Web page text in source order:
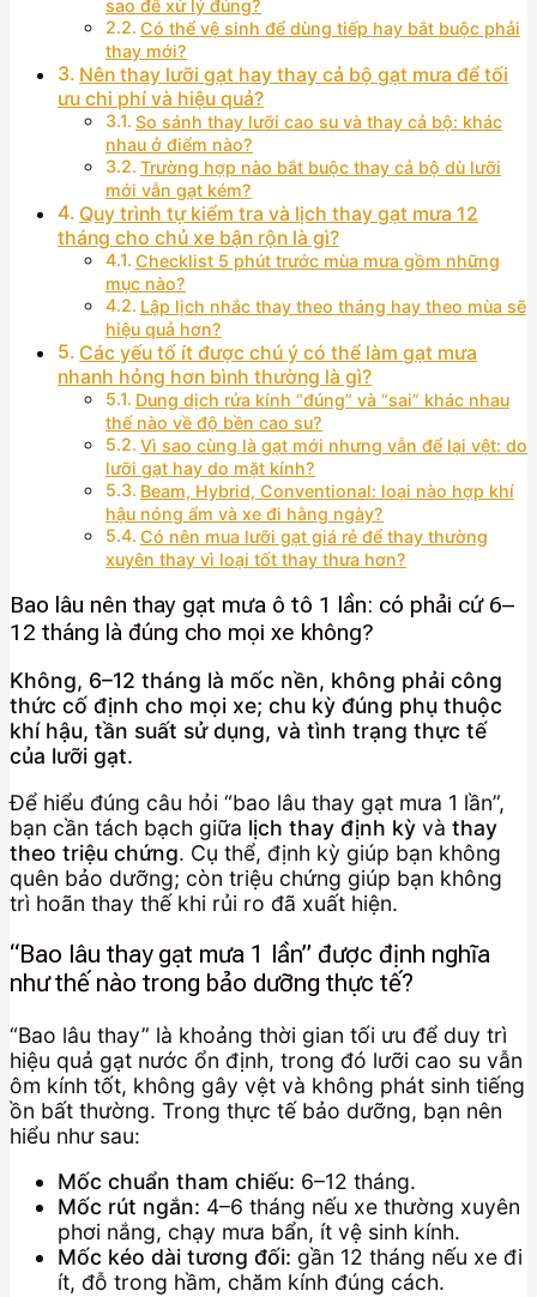
sao để xử lý đúng?
Có thể vệ sinh để dùng tiếp hay bắt buộc phải
thay mới?
Nên thay lưỡi gạt hay thay cả bộ gạt mưa để tối
ưu chi phí và hiệu quả?
So sánh thay lưỡi cao su và thay cả bộ: khác
nhau ở điểm nào?
Trường hợp nào bắt buộc thay cả bộ dù lưỡi
mới vẫn gạt kém?
Quy trình tự kiểm tra và lịch thay gạt mưa 12
tháng cho chủ xe bận rộn là gì?
Checklist 5 phút trước mùa mưa gồm những
mục nào?
Lập lịch nhắc thay theo tháng hay theo mùa sẽ
hiệu quả hơn?
Các yếu tố ít được chú ý có thể làm gạt mưa
nhanh hỏng hơn bình thường là gì?
Dung dịch rửa kính “đúng” và “sai” khác nhau
thế nào về độ bền cao su?
Vì sao cùng là gạt mới nhưng vẫn để lại vệt: do
lưỡi gạt hay do mặt kính?
Beam, Hybrid, Conventional: loại nào hợp khí
hậu nóng ẩm và xe đi hằng ngày?
Có nên mua lưỡi gạt giá rẻ để thay thường
xuyên thay vì loại tốt thay thưa hơn?
Bao lâu nên thay gạt mưa ô tô 1 lần: có phải cứ 6–
12 tháng là đúng cho mọi xe không?
Không, 6–12 tháng là mốc nền, không phải công
thức cố định cho mọi xe; chu kỳ đúng phụ thuộc
khí hậu, tần suất sử dụng, và tình trạng thực tế
của lưỡi gạt.
Để hiểu đúng câu hỏi “bao lâu thay gạt mưa 1 lần”,
bạn cần tách bạch giữa lịch thay định kỳ và thay
theo triệu chứng. Cụ thể, định kỳ giúp bạn không
quên bảo dưỡng; còn triệu chứng giúp bạn không
trì hoãn thay thế khi rủi ro đã xuất hiện.
“Bao lâu thay gạt mưa 1 lần” được định nghĩa
như thế nào trong bảo dưỡng thực tế?
“Bao lâu thay” là khoảng thời gian tối ưu để duy trì
hiệu quả gạt nước ổn định, trong đó lưỡi cao su vẫn
ôm kính tốt, không gây vệt và không phát sinh tiếng
ồn bất thường. Trong thực tế bảo dưỡng, bạn nên
hiểu như sau:
Mốc chuẩn tham chiếu: 6–12 tháng.
Mốc rút ngắn: 4–6 tháng nếu xe thường xuyên
phơi nắng, chạy mưa bẩn, ít vệ sinh kính.
Mốc kéo dài tương đối: gần 12 tháng nếu xe đi
ít, đỗ trong hầm, chăm kính đúng cách.